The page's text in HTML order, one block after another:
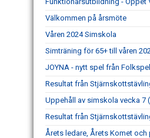
Välkommen på årsmöte
Våren 2024 Simskola
Simträning för 65+ till våren
JOYNA - nytt spel från Folkspel
Resultat från
Uppehåll av simskola vecka 7
Resultat från
Årets ledare, Årets Komet